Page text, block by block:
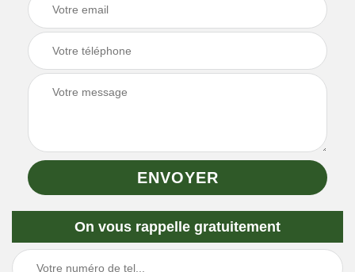
On vous rappelle gratuitement